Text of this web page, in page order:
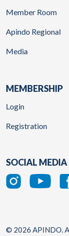
Member Room
Apindo Regional
Media
MEMBERSHIP
Login
Registration
SOCIAL MEDIA
© 2026 APINDO.